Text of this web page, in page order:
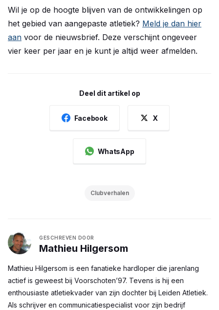
Wil je op de hoogte blijven van de ontwikkelingen op
het gebied van aangepaste atletiek? Meld je dan hier
aan voor de nieuwsbrief. Deze verschijnt ongeveer
vier keer per jaar en je kunt je altijd weer afmelden.
Deel dit artikel op
Facebook X
WhatsApp
Clubverhalen
GESCHREVEN DOOR
Mathieu Hilgersom
Mathieu Hilgersom is een fanatieke hardloper die jarenlang
actief is geweest bij Voorschoten’97. Tevens is hij een
enthousiaste atletiekvader van zijn dochter bij Leiden Atletiek.
Als schrijver en communicatiespecialist voor zijn bedrijf